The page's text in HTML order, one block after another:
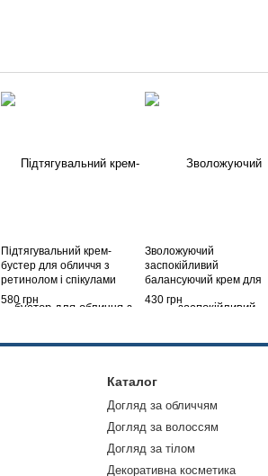
Підтягувальний крем-
бустер для обличчя з
ретинолом і спікулами
Celimax The Vita-A Retinal
Shot Tightening Booster,
580 грн
Зволожуючий
заспокійливий
балансуючий крем для
обличчя з центеллою
Deoproce AC Cica
430 грн
Каталог
Догляд за обличчям
Догляд за волоссям
Догляд за тілом
Декоративна косметика